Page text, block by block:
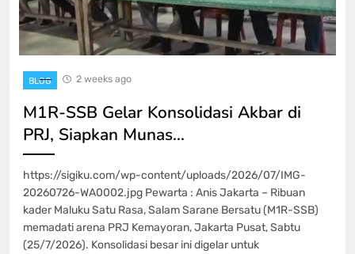
BLOG 2 weeks ago
M1R-SSB Gelar Konsolidasi Akbar di
PRJ, Siapkan Munas…
https://sigiku.com/wp-content/uploads/2026/07/IMG-
20260726-WA0002.jpg Pewarta : Anis Jakarta – Ribuan
kader Maluku Satu Rasa, Salam Sarane Bersatu (M1R-SSB)
memadati arena PRJ Kemayoran, Jakarta Pusat, Sabtu
(25/7/2026). Konsolidasi besar ini digelar untuk